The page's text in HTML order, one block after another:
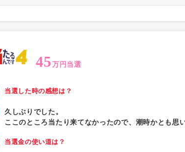
45 万円当選
当選した時の感想は？
久しぶりでした。
ここのところ当たり来てなかったので、潮時かとも思
当選金の使い道は？